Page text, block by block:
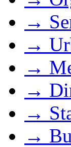
→
→
→
→
→
→